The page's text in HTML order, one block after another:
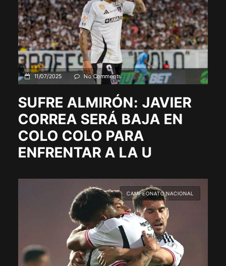
11/07/2025 No Comments
SUFRE ALMIRÓN: JAVIER
CORREA SERÁ BAJA EN
COLO COLO PARA
ENFRENTAR A LA U
CAMPEONATO NACIONAL